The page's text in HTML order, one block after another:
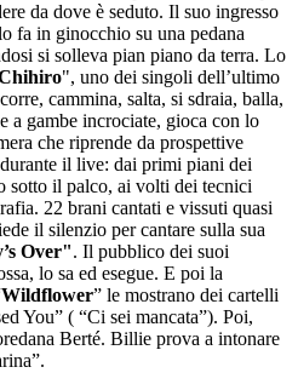
da dove è seduto. Il suo ingresso
fa in ginocchio su una pedana
si solleva pian piano da terra. Lo
", uno dei singoli dell’ultimo
cammina, salta, si sdraia, balla,
a gambe incrociate, gioca con lo
che riprende da prospettive
il live: dai primi piani dei
sotto il palco, ai volti dei tecnici
22 brani cantati e vissuti quasi
il silenzio per cantare sulla sua
Over". Il pubblico dei suoi
lo sa ed esegue. E poi la
Wildflower” le mostrano dei cartelli
You” ( “Ci sei mancata”). Poi,
Berté. Billie prova a intonare